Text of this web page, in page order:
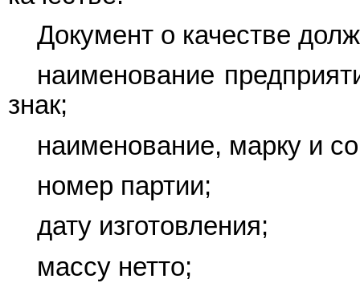
Документ о качестве
наименование
знак;
наименование, марку и
номер партии;
дату изготовления;
массу нетто;